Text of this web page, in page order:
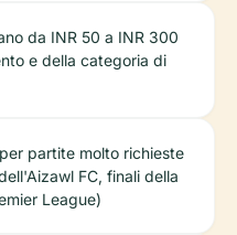
da INR 50 a INR 300
e della categoria di
partite molto richieste
FC, finali della
League)